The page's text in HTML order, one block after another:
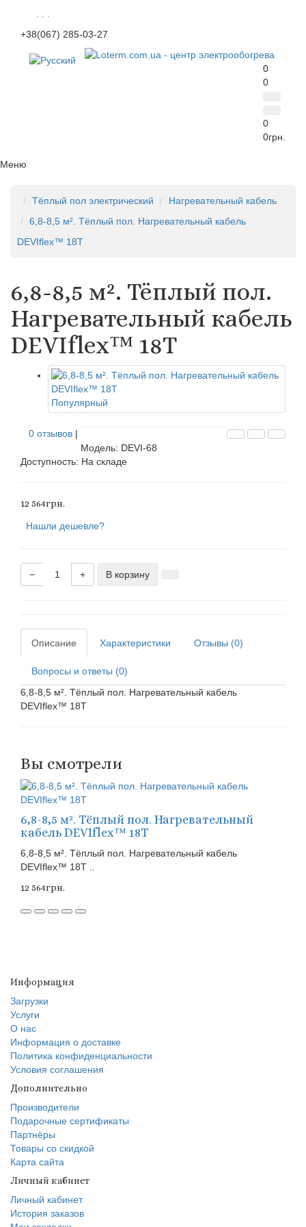
+38(067) 285-03-27
0
0
0
0грн.
Меню
Тёплый пол электрический
Нагревательный кабель
6,8-8,5 м². Тёплый пол. Нагревательный кабель
DEVIflex™ 18Т
6,8-8,5 м². Тёплый пол.
Нагревательный кабель
DEVIflex™ 18Т
Популярный
0 отзывов |
Модель: DEVI-68
Доступность: На складе
12 564грн.
Нашли дешевле?
− + В корзину
Описание Характеристики Отзывы (0)
Вопросы и ответы (0)
6,8-8,5 м². Тёплый пол. Нагревательный кабель
DEVIflex™ 18Т
Вы смотрели
6,8-8,5 м². Тёплый пол. Нагревательный
кабель DEVIflex™ 18Т
6,8-8,5 м². Тёплый пол. Нагревательный кабель
DEVIflex™ 18Т ..
12 564грн.
Информация
Загрузки
Услуги
О нас
Информация о доставке
Политика конфиденциальности
Условия соглашения
Дополнительно
Производители
Подарочные сертификаты
Партнёры
Товары со скидкой
Карта сайта
Личный кабинет
Личный кабинет
История заказов